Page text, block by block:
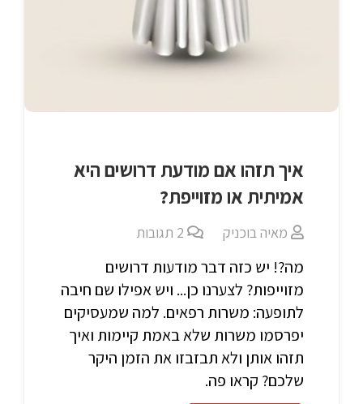
איך תזהו אם מודעת דרושים היא
אמיתית או מזוייפת?
מאיה בוכניק 2 תגובות
מה?! יש כזה דבר מודעות דרושים
מזוייפות? לצערנו כן... ויש אפילו שם חיבה
לתופעה: משרות רפאים. למה שמעסיקים
יפרסמו משרות שלא באמת קיימות ואיך
תזהו אותן ולא תבזבזו את הזמן היקר
שלכם? קראו פה.